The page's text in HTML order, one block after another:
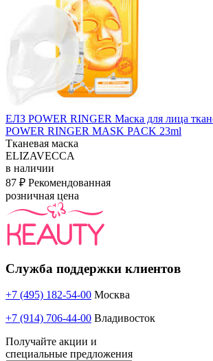
ЕЛЗ POWER RINGER Маска для лица
POWER RINGER MASK PACK 23ml
Тканевая маска
ELIZAVECCA
в наличии
87 ₽ Рекомендованная
розничная цена
Служба поддержки клиентов
+7 (495) 182-54-00 Москва
+7 (914) 706-44-00 Владивосток
Получайте акции и
специальные предложения